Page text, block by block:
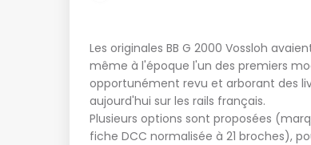
Les originales BB G 2000 Vossloh
même à l'époque l'un des premiers
opportunément revu et arborant des
aujourd'hui sur les rails français.
Plusieurs options sont proposées
fiche DCC normalisée à 21 broches),